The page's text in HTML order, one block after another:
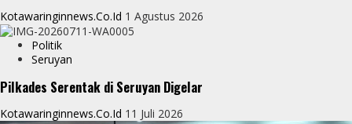
Kotawaringinnews.co.id 1 Agustus 2026
Politik
Seruyan
Pilkades Serentak di Seruyan Digelar
Kotawaringinnews.co.id 11 Juli 2026